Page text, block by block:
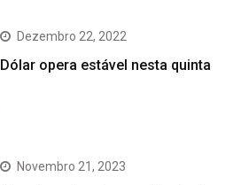
Dezembro 22, 2022
Dólar opera estável nesta quinta
Novembro 21, 2023